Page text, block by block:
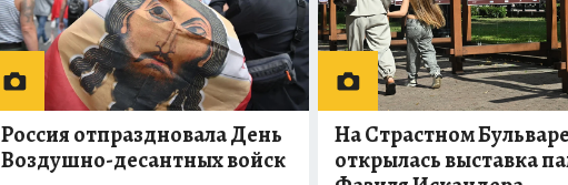
Россия отпраздновала День
Воздушно-десантных войск
На Страстном
открылась выставка